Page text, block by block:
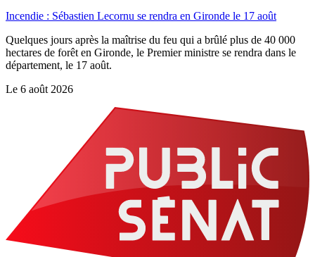
Incendie : Sébastien Lecornu se rendra en Gironde le 17 août
Quelques jours après la maîtrise du feu qui a brûlé plus de 40 000
hectares de forêt en Gironde, le Premier ministre se rendra dans le
département, le 17 août.
Le 6 août 2026